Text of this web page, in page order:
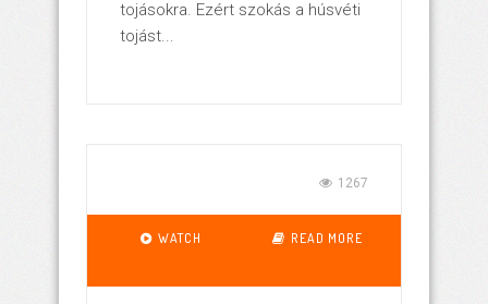
tojásokra. Ezért szokás a húsvéti
tojást...
1267
WATCH READ MORE